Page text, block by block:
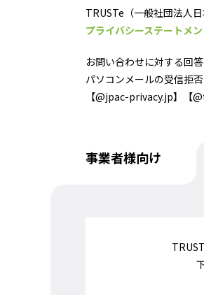
TRUSTe（一般社団法人
プライバシーステートメ
お問い合わせに対する回
パソコンメールの受信拒
【@jpac-privacy.jp】【
事業者様向け